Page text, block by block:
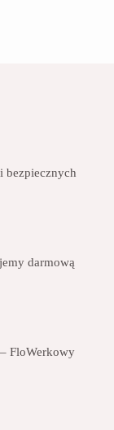
bezpiecznych
darmową
FloWerkowy